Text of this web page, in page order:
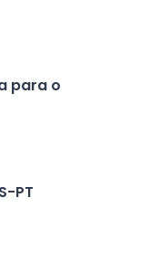
para o
PT